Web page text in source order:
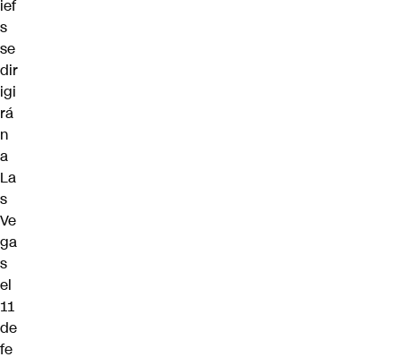
ief
s
se
dir
igi
rá
n
a
La
s
Ve
ga
s
el
11
de
fe